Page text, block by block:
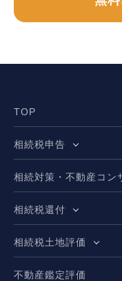
TOP
相続税申告
相続対策・不動産コン
相続税還付
相続税土地評価
不動産鑑定評価